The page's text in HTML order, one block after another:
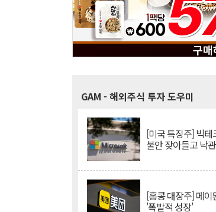
GAM - 해외주식 투자 도우미
[미국 특징주] 빅테
불안 잦아들고 낙
[홍콩 대장주] 메
'폭발적 성장'